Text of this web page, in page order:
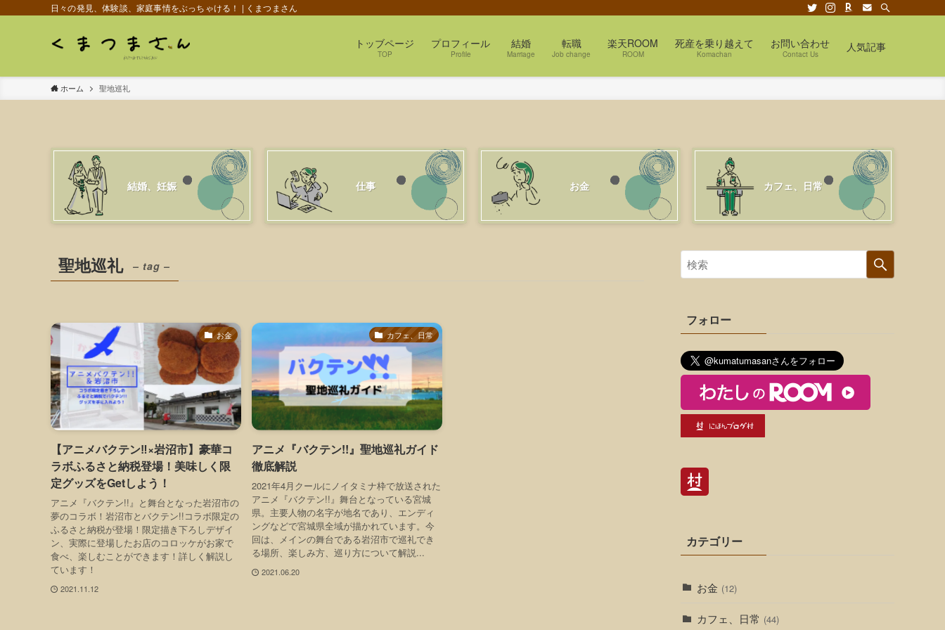
日々の発見、体験談、家庭事情をぶっちゃける！ | くまつまさん
トッブページ
TOP
プロフィール
Profile
結婚
Marriage
転職
Job change
楽天ROOM
ROOM
死産を乗り越えて
Komachan
お問い合わせ
Contact Us
人気記事
ホーム 聖地巡礼
結婚、妊娠 仕事 お金 カフェ、日常
聖地巡礼 – tag –
お金
【アニメバクテン‼︎×岩沼市】豪華コ
ラボふるさと納税登場！美味しく限
定グッズをGetしよう！
アニメ『バクテン!!』と舞台となった岩沼市の
夢のコラボ！岩沼市とバクテン!!コラボ限定の
ふるさと納税が登場！限定描き下ろしデザイ
ン、実際に登場したお店のコロッケがお家で
食べ、楽しむことができます！詳しく解説し
ています！
2021.11.12
カフェ、日常
アニメ『バクテン!!』聖地巡礼ガイド
徹底解説
2021年4月クールにノイタミナ枠で放送された
アニメ『バクテン!!』舞台となっている宮城
県。主要人物の名字が地名であり、エンディ
ングなどで宮城県全域が描かれています。今
回は、メインの舞台である岩沼市で巡礼でき
る場所、楽しみ方、巡り方について解説...
2021.06.20
フォロー
カテゴリー
お金 (12)
カフェ、日常 (44)